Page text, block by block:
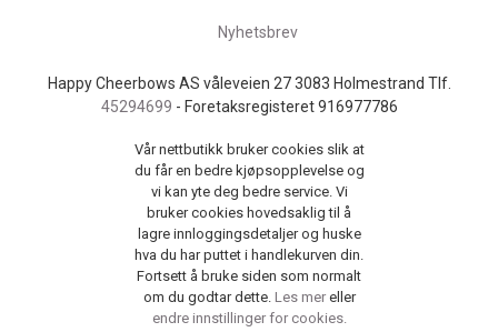
Nyhetsbrev
Happy Cheerbows AS våleveien 27 3083 Holmestrand Tlf.
45294699 - Foretaksregisteret 916977786
Vår nettbutikk bruker cookies slik at
du får en bedre kjøpsopplevelse og
vi kan yte deg bedre service. Vi
bruker cookies hovedsaklig til å
lagre innloggingsdetaljer og huske
hva du har puttet i handlekurven din.
Fortsett å bruke siden som normalt
om du godtar dette. Les mer eller
endre innstillinger for cookies.